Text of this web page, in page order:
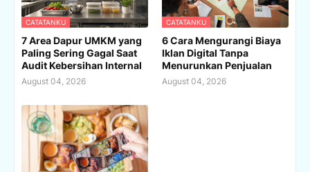
CATATANKU
7 Area Dapur UMKM yang
Paling Sering Gagal Saat
Audit Kebersihan Internal
August 04, 2026
CATATANKU
6 Cara Mengurangi Biaya
Iklan Digital Tanpa
Menurunkan Penjualan
August 04, 2026